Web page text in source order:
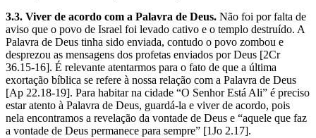
3.3. Viver de acordo com a Palavra de Deus. Não foi por falta de
aviso que o povo de Israel foi levado cativo e o templo destruído. A
Palavra de Deus tinha sido enviada, contudo o povo zombou e
desprezou as mensagens dos profetas enviados por Deus [2Cr
36.15-16]. É relevante atentarmos para o fato de que a última
exortação bíblica se refere à nossa relação com a Palavra de Deus
[Ap 22.18-19]. Para habitar na cidade “O Senhor Está Ali” é preciso
estar atento à Palavra de Deus, guardá-la e viver de acordo, pois
nela encontramos a revelação da vontade de Deus e “aquele que faz
a vontade de Deus permanece para sempre” [1Jo 2.17].